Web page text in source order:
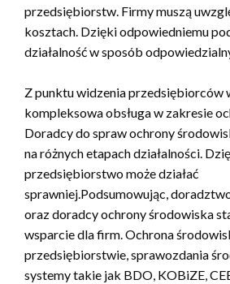
przedsiębiorstw. Firmy muszą
kosztach. Dzięki odpowiedniemu
działalność w sposób
Z punktu widzenia przedsiębiorców
kompleksowa obsługa w zakresie
Doradcy do spraw ochrony
na różnych etapach działalności.
przedsiębiorstwo może działać
sprawniej.Podsumowując,
oraz doradcy ochrony środowiska
wsparcie dla firm. Ochrona
przedsiębiorstwie, sprawozdania
systemy takie jak BDO, KOBiZE,